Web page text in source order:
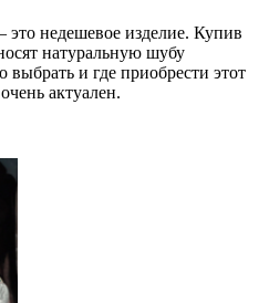
это недешевое изделие. Купив
натуральную шубу
выбрать и где приобрести этот
актуален.